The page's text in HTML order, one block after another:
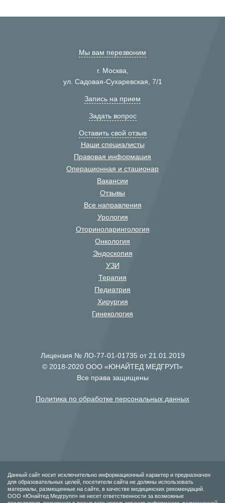
Мы вам перезвоним
г. Москва,
ул. Садовая-Сухаревская, 7/1
Запись на прием
Задать вопрос
Оставить свой отзыв
Наши специалисты
Правовая информация
Операционная и стационар
Вакансии
Отзывы
Все направления
Урология
Оториноларингология
Онкология
Эндоскопия
УЗИ
Терапия
Педиатрия
Хирургия
Гинекология
Лицензия № ЛО-77-01-01735 от 21.01.2019
© 2018-2020 ООО «ЮНАЙТЕД МЕДГРУП»
Все права защищены
Политика по обработке персональных данных
Данный сайт носит исключительно информационный характер и предназначен
для образовательных целей, посетители сайта не должны использовать
материалы, размещенные на сайте, в качестве медицинских рекомендаций.
ООО «Юнайтед Медгрупп» не несет ответственности за возможные